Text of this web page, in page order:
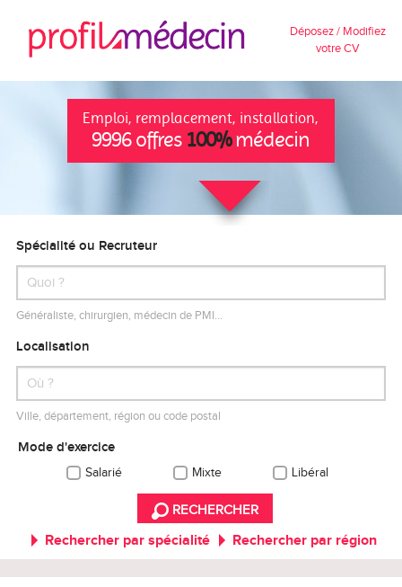
Déposez / Modifiez
votre CV
Emploi, remplacement, installation,
9996 offres 100%médecin
Spécialité ou Recruteur
Généraliste, chirurgien, médecin de PMI…
Localisation
Ville, département, région ou code postal
Mode d'exercice
Salarié Mixte Libéral
RECHERCHER
Rechercher par spécialité Rechercher par région